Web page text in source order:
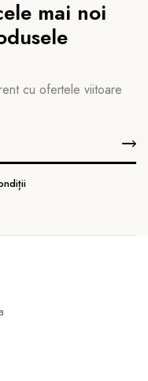
mai noi
cu ofertele viitoare